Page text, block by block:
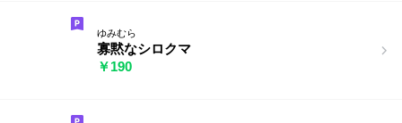
ゆみむら
寡黙なシロクマ
￥190